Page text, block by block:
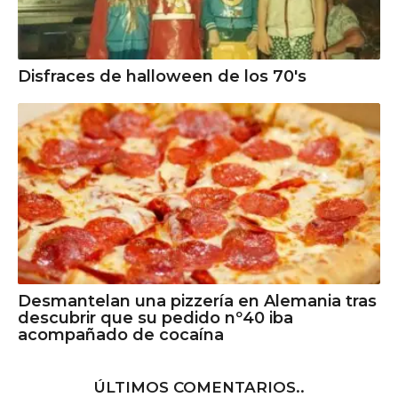
Disfraces de halloween de los 70's
Desmantelan una pizzería en Alemania tras
descubrir que su pedido nº40 iba
acompañado de cocaína
ÚLTIMOS COMENTARIOS..